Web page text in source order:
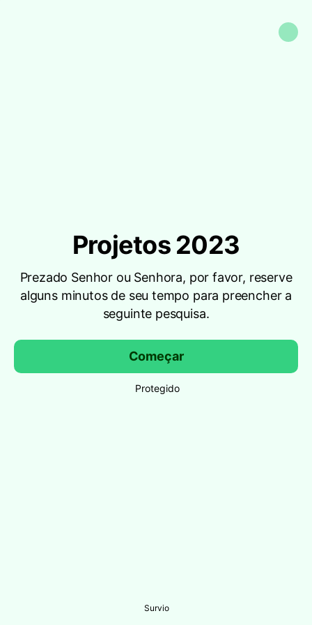
Projetos 2023
Prezado Senhor ou Senhora, por favor, reserve
alguns minutos de seu tempo para preencher a
seguinte pesquisa.
Começar
Protegido
Survio